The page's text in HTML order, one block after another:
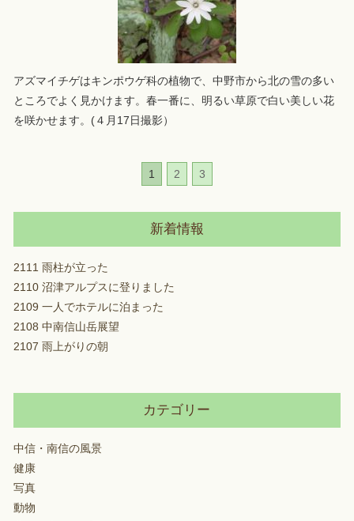
アズマイチゲはキンポウゲ科の植物で、中野市から北の雪の多い
ところでよく見かけます。春一番に、明るい草原で白い美しい花
を咲かせます。(４月17日撮影）
1 2 3
新着情報
2111 雨柱が立った
2110 沼津アルプスに登りました
2109 一人でホテルに泊まった
2108 中南信山岳展望
2107 雨上がりの朝
カテゴリー
中信・南信の風景
健康
写真
動物